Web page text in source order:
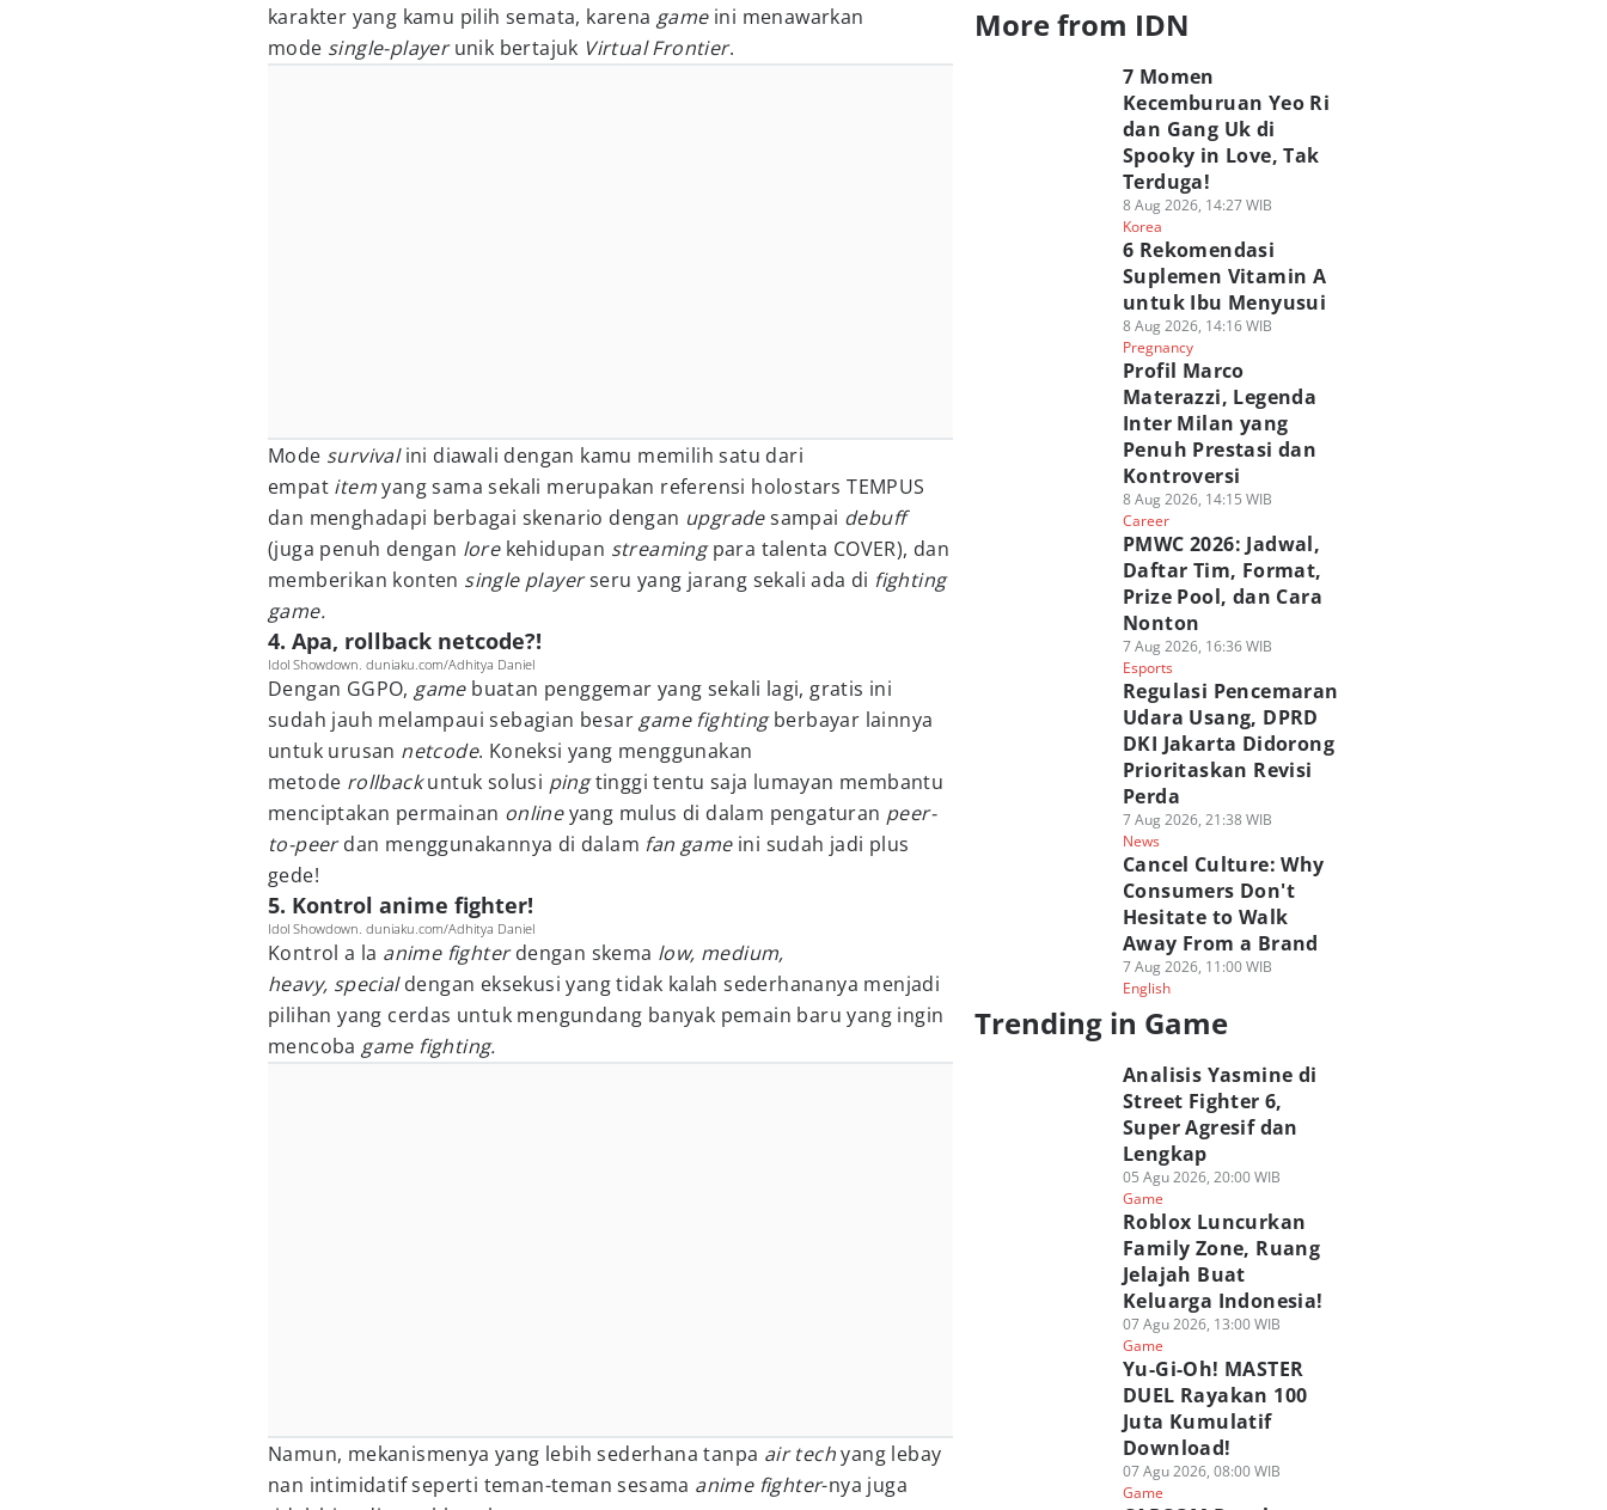
karakter yang kamu pilih semata, karena game ini menawarkan
mode single-playerunik bertajuk Virtual Frontier.
Mode survivalini diawali dengan kamu memilih satu dari
empat itemyang sama sekali merupakan referensi holostars TEMPUS
dan menghadapi berbagai skenario dengan upgradesampai debuff
(juga penuh dengan lore kehidupan streamingpara talenta COVER), dan
memberikan konten single playerseru yang jarang sekali ada di fighting
game.
4. Apa, rollback netcode?!
Idol Showdown. duniaku.com/Adhitya Daniel
Dengan GGPO, game buatan penggemar yang sekali lagi, gratis ini
sudah jauh melampaui sebagian besar game fightingberbayar lainnya
untuk urusan netcode. Koneksi yang menggunakan
metode rollbackuntuk solusi pingtinggi tentu saja lumayan membantu
menciptakan permainan onlineyang mulus di dalam pengaturan peer-
to-peerdan menggunakannya di dalam fan game ini sudah jadi plus
gede!
5. Kontrol anime fighter!
Idol Showdown. duniaku.com/Adhitya Daniel
Kontrol a la anime fighterdengan skema low, medium,
heavy, specialdengan eksekusi yang tidak kalah sederhananya menjadi
pilihan yang cerdas untuk mengundang banyak pemain baru yang ingin
mencoba game fighting.
Namun, mekanismenya yang lebih sederhana tanpa air techyang lebay
nan intimidatif seperti teman-teman sesama anime fighter-nya juga
More from IDN
7 Momen
Kecemburuan Yeo Ri
dan Gang Uk di
Spooky in Love, Tak
Terduga!
8 Aug 2026, 14:27 WIB
Korea
6 Rekomendasi
Suplemen Vitamin A
untuk Ibu Menyusui
8 Aug 2026, 14:16 WIB
Pregnancy
Profil Marco
Materazzi, Legenda
Inter Milan yang
Penuh Prestasi dan
Kontroversi
8 Aug 2026, 14:15 WIB
Career
PMWC 2026: Jadwal,
Daftar Tim, Format,
Prize Pool, dan Cara
Nonton
7 Aug 2026, 16:36 WIB
Esports
Regulasi Pencemaran
Udara Usang, DPRD
DKI Jakarta Didorong
Prioritaskan Revisi
Perda
7 Aug 2026, 21:38 WIB
News
Cancel Culture: Why
Consumers Don't
Hesitate to Walk
Away From a Brand
7 Aug 2026, 11:00 WIB
English
Trending in Game
Analisis Yasmine di
Street Fighter 6,
Super Agresif dan
Lengkap
05 Agu 2026, 20:00 WIB
Game
Roblox Luncurkan
Family Zone, Ruang
Jelajah Buat
Keluarga Indonesia!
07 Agu 2026, 13:00 WIB
Game
Yu-Gi-Oh! MASTER
DUEL Rayakan 100
Juta Kumulatif
Download!
07 Agu 2026, 08:00 WIB
Game